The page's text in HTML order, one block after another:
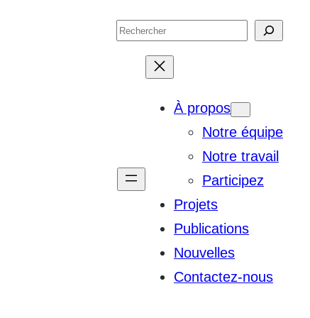
Search
À propos
Notre équipe
Notre travail
Participez
Projets
Publications
Nouvelles
Contactez-nous